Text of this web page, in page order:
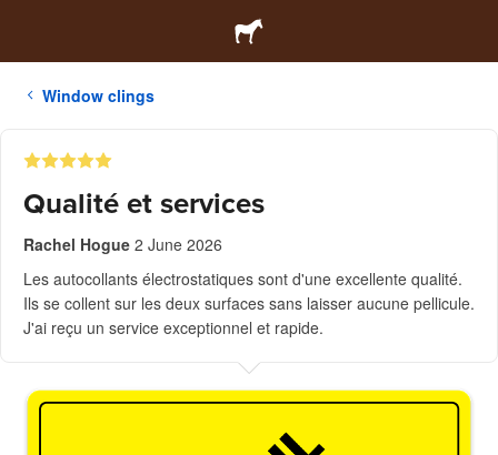
Window clings
Qualité et services
Rachel Hogue 2 June 2026
Les autocollants électrostatiques sont d'une excellente qualité.
Ils se collent sur les deux surfaces sans laisser aucune pellicule.
J'ai reçu un service exceptionnel et rapide.